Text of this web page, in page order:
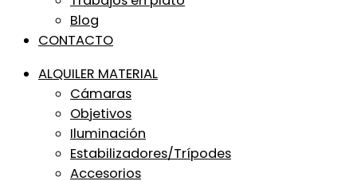
Blog
CONTACTO
ALQUILER MATERIAL
Cámaras
Objetivos
Iluminación
Estabilizadores/Trípodes
Accesorios